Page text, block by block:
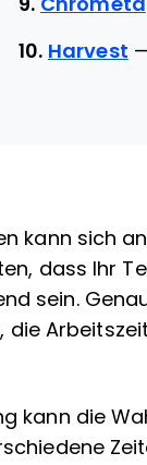
9. Chrometa
10. Harvest
kann sich
dass Ihr
sein.
die
kann die